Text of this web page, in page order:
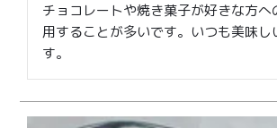
チョコレートや焼き菓子が好きな方へ
用することが多いです。いつも美味し
す。